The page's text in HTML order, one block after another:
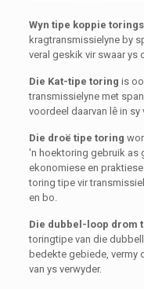
Wyn tipe koppie torings
kragtransmissielyne by
veral geskik vir swaar ys
Die Kat-tipe toring is
transmissielyne met
voordeel daarvan lê in
Die droë tipe toring
'n hoektoring gebruik as
ekonomiese en
toring tipe vir
en bo.
Die dubbel-loop drom
toringtipe van die
bedekte gebiede, vermy
van ys verwyder.